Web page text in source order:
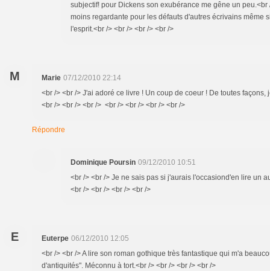
subjectif! pour Dickens son exubérance me gêne un peu.<br
moins regardante pour les défauts d'autres écrivains même
l'esprit.<br /> <br /> <br /> <br />
M Marie 07/12/2010 22:14
<br /> <br /> J'ai adoré ce livre ! Un coup de coeur ! De toutes
<br /> <br /> <br /> <br /> <br /> <br /> <br />
Répondre
Dominique Poursin 09/12/2010 10:51
<br /> <br /> Je ne sais pas si j'aurais l'occasiond'en lire un
<br /> <br /> <br /> <br />
E Euterpe 06/12/2010 12:05
<br /> <br /> A lire son roman gothique très fantastique qui m'a
d'antiquités". Méconnu à tort.<br /> <br /> <br /> <br />